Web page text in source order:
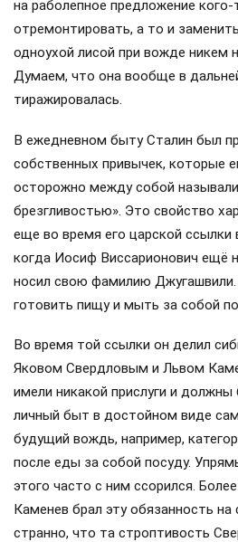
на раболепное предложение
отремонтировать, а то и
одноухой лисой при вожде никем
Думаем, что она вообще в
тиражировалась.
В ежедневном быту Сталин был
собственных привычек, которые
осторожно между собой
брезгливостью». Это свойство
еще во время его царской ссылки
когда Иосиф Виссарионович ещё
носил свою фамилию
готовить пищу и мыть за собой
Во время той ссылки он делил
Яковом Свердловым и Львом
имели никакой прислуги и
личный быт в достойном виде
будущий вождь, например,
после еды за собой посуду.
этого часто с ним ссорился.
Каменев брал эту обязанность на
странно, что та строптивость